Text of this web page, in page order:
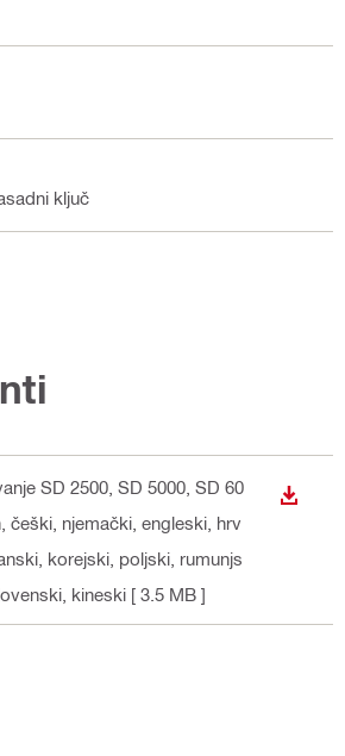
ključ
SD 2500, SD 5000, SD 60
češki, njemački, engleski, hrv
korejski, poljski, rumunjs
kineski [ 3.5 MB ]